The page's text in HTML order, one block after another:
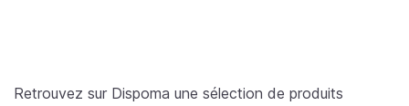
Retrouvez sur Dispoma une sélection de produits